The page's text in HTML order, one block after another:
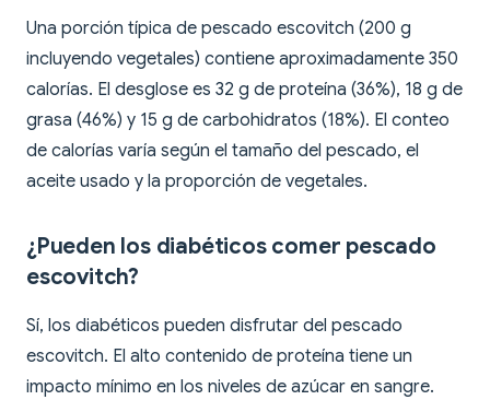
Una porción típica de pescado escovitch (200 g
incluyendo vegetales) contiene aproximadamente 350
calorías. El desglose es 32 g de proteína (36%), 18 g de
grasa (46%) y 15 g de carbohidratos (18%). El conteo
de calorías varía según el tamaño del pescado, el
aceite usado y la proporción de vegetales.
¿Pueden los diabéticos comer pescado
escovitch?
Sí, los diabéticos pueden disfrutar del pescado
escovitch. El alto contenido de proteína tiene un
impacto mínimo en los niveles de azúcar en sangre.